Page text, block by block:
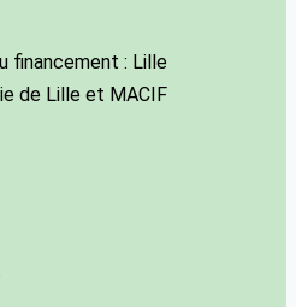
financement : Lille
de Lille et MACIF